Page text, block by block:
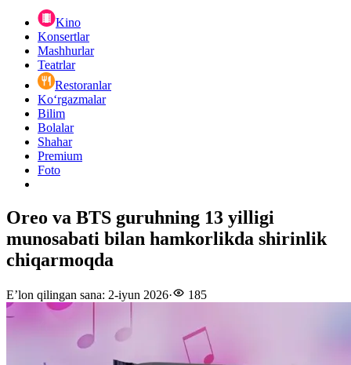
Kino
Konsertlar
Mashhurlar
Teatrlar
Restoranlar
Ko‘rgazmalar
Bilim
Bolalar
Shahar
Premium
Foto
Oreo va BTS guruhning 13 yilligi
munosabati bilan hamkorlikda shirinlik
chiqarmoqda
E’lon qilingan sana: 2-iyun 2026· 185